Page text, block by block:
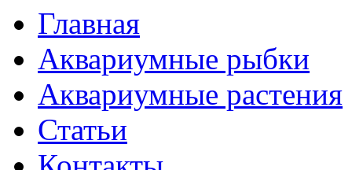
Главная
Аквариумные рыбки
Аквариумные растения
Статьи